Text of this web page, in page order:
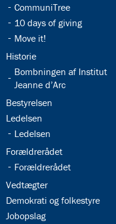
32.9:
CommuniTree
32.11:
10 days of giving
32.13:
Move it!
32.15:
Historie
32.16:
Bombningen af Institut
Jeanne d’Arc
32.18:
Bestyrelsen
32.19:
Ledelsen
32.20:
Ledelsen
32.21:
Forældrerådet
32.22:
Forældrerådet
32.24:
Vedtægter
32.25:
Demokrati og folkestyre
32.26:
Jobopslag